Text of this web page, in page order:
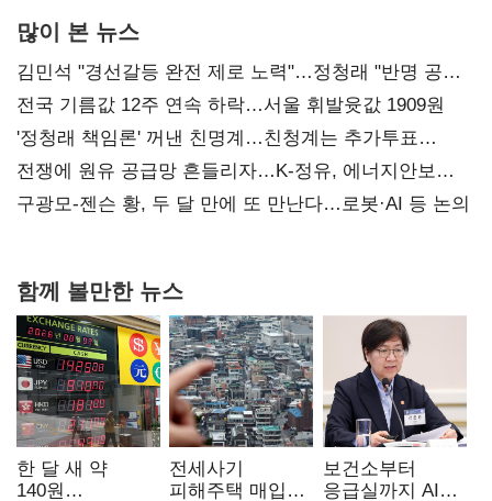
많이 본 뉴스
김민석 "경선갈등 완전 제로 노력"…정청래 "반명 공세
사과부터"
전국 기름값 12주 연속 하락…서울 휘발윳값 1909원
'정청래 책임론' 꺼낸 친명계…친청계는 추가투표
때리기
전쟁에 원유 공급망 흔들리자…K-정유, 에너지안보
핵심으로 재부상
구광모-젠슨 황, 두 달 만에 또 만난다…로봇·AI 등 논의
함께 볼만한 뉴스
한 달 새 약
140원
전세사기
피해주택 매입
보건소부터
응급실까지 AI